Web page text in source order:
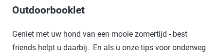
Outdoorbooklet
Geniet met uw hond van een mooie zomertijd - best
friends helpt u daarbij. En als u onze tips voor onderweg